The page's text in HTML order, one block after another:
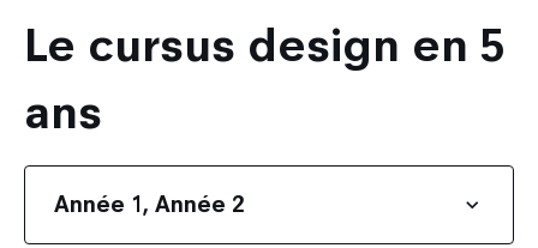
Le cursus design en 5
ans
Année 1, Année 2